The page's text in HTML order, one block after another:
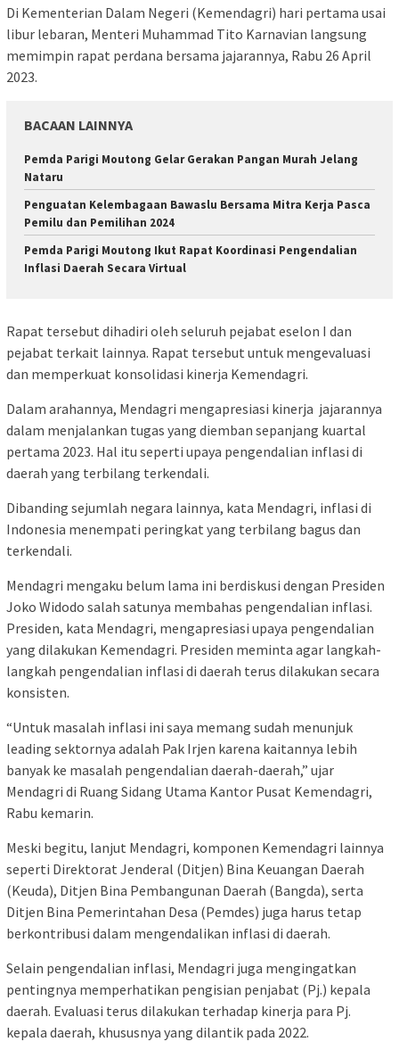
Di Kementerian Dalam Negeri (Kemendagri) hari pertama usai
libur lebaran, Menteri Muhammad Tito Karnavian langsung
memimpin rapat perdana bersama jajarannya, Rabu 26 April
2023.
BACAAN LAINNYA
Pemda Parigi Moutong Gelar Gerakan Pangan Murah Jelang
Nataru
Penguatan Kelembagaan Bawaslu Bersama Mitra Kerja Pasca
Pemilu dan Pemilihan 2024
Pemda Parigi Moutong Ikut Rapat Koordinasi Pengendalian
Inflasi Daerah Secara Virtual
Rapat tersebut dihadiri oleh seluruh pejabat eselon I dan
pejabat terkait lainnya. Rapat tersebut untuk mengevaluasi
dan memperkuat konsolidasi kinerja Kemendagri.
Dalam arahannya, Mendagri mengapresiasi kinerja jajarannya
dalam menjalankan tugas yang diemban sepanjang kuartal
pertama 2023. Hal itu seperti upaya pengendalian inflasi di
daerah yang terbilang terkendali.
Dibanding sejumlah negara lainnya, kata Mendagri, inflasi di
Indonesia menempati peringkat yang terbilang bagus dan
terkendali.
Mendagri mengaku belum lama ini berdiskusi dengan Presiden
Joko Widodo salah satunya membahas pengendalian inflasi.
Presiden, kata Mendagri, mengapresiasi upaya pengendalian
yang dilakukan Kemendagri. Presiden meminta agar langkah-
langkah pengendalian inflasi di daerah terus dilakukan secara
konsisten.
“Untuk masalah inflasi ini saya memang sudah menunjuk
leading sektornya adalah Pak Irjen karena kaitannya lebih
banyak ke masalah pengendalian daerah-daerah,” ujar
Mendagri di Ruang Sidang Utama Kantor Pusat Kemendagri,
Rabu kemarin.
Meski begitu, lanjut Mendagri, komponen Kemendagri lainnya
seperti Direktorat Jenderal (Ditjen) Bina Keuangan Daerah
(Keuda), Ditjen Bina Pembangunan Daerah (Bangda), serta
Ditjen Bina Pemerintahan Desa (Pemdes) juga harus tetap
berkontribusi dalam mengendalikan inflasi di daerah.
Selain pengendalian inflasi, Mendagri juga mengingatkan
pentingnya memperhatikan pengisian penjabat (Pj.) kepala
daerah. Evaluasi terus dilakukan terhadap kinerja para Pj.
kepala daerah, khususnya yang dilantik pada 2022.